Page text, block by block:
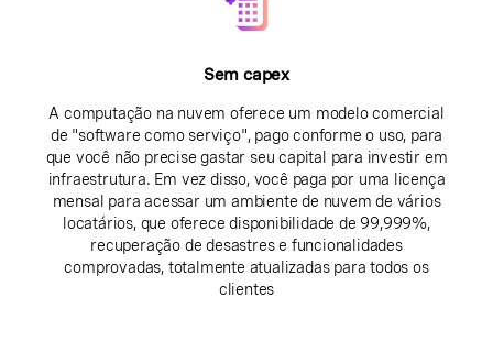
Sem capex
A computação na nuvem oferece um modelo comercial
de "software como serviço", pago conforme o uso, para
que você não precise gastar seu capital para investir em
infraestrutura. Em vez disso, você paga por uma licença
mensal para acessar um ambiente de nuvem de vários
locatários, que oferece disponibilidade de 99,999%,
recuperação de desastres e funcionalidades
comprovadas, totalmente atualizadas para todos os
clientes